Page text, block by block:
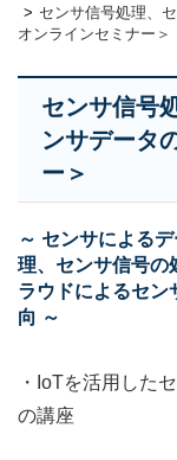
センサ信号処理、
オンラインセミナー＞
センサ信号
ンサデータ
ー＞
～ センサによる
理、センサ信号の
ラウドによるセン
向 ～
・IoTを活用した
の講座